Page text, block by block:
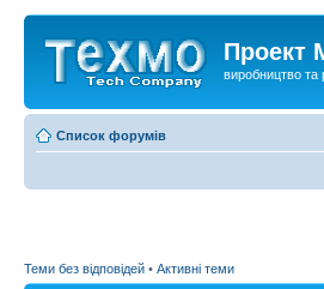
Проект
виробництво та
Список форумів
Теми без відповідей • Активні теми